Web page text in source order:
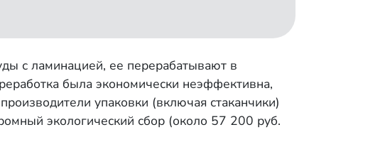
с ламинацией, ее перерабатывают в
была экономически неэффективна,
упаковки (включая стаканчики)
экологический сбор (около 57 200 руб.